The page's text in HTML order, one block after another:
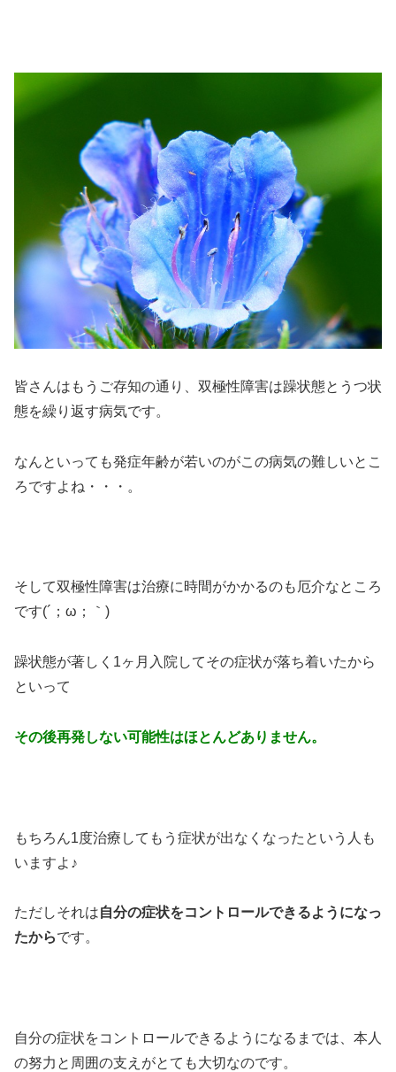
皆さんはもうご存知の通り、双極性障害は躁状態とうつ状
態を繰り返す病気です。
なんといっても発症年齢が若いのがこの病気の難しいとこ
ろですよね・・・。
そして双極性障害は治療に時間がかかるのも厄介なところ
です(´；ω；｀)
躁状態が著しく1ヶ月入院してその症状が落ち着いたから
といって
その後再発しない可能性はほとんどありません。
もちろん1度治療してもう症状が出なくなったという人も
いますよ♪
ただしそれは自分の症状をコントロールできるようになっ
たからです。
自分の症状をコントロールできるようになるまでは、本人
の努力と周囲の支えがとても大切なのです。